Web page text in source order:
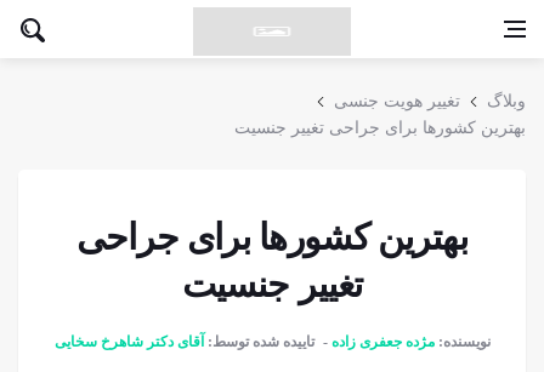
وبلاگ
تغییر هویت جنسی
بهترین کشورها برای جراحی تغییر جنسیت
بهترین کشورها برای جراحی
تغییر جنسیت
نویسنده: مژده جعفری زاده تاییده شده توسط: آقای دکتر شاهرخ سخایی